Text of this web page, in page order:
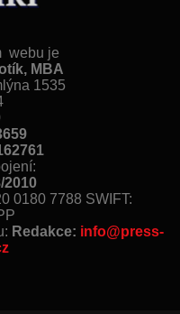
webu je
MBA
1535
2010
0180 7788 SWIFT:
Redakce: info@press-